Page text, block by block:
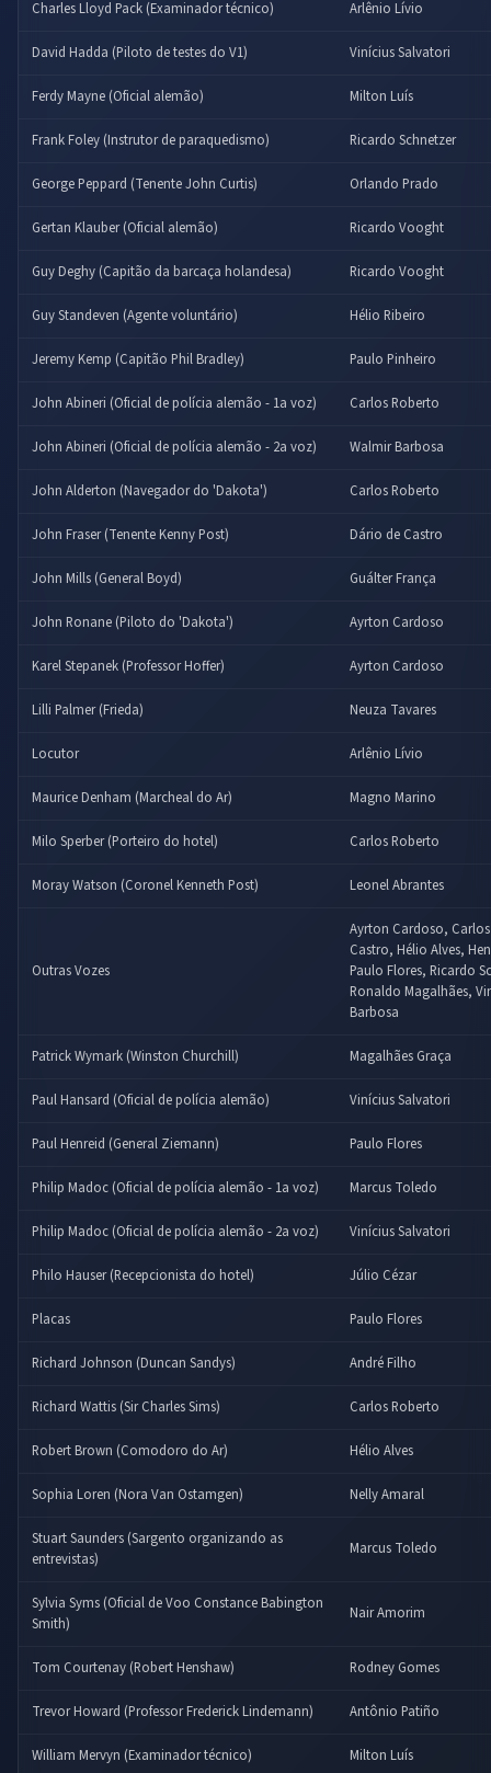
Charles Lloyd Pack (Examinador técnico) Arlênio Lívio
David Hadda (Piloto de testes do V1) Vinícius Salvatori
Ferdy Mayne (Oficial alemão) Milton Luís
Frank Foley (Instrutor de paraquedismo) Ricardo Schnetzer
George Peppard (Tenente John Curtis) Orlando Prado
Gertan Klauber (Oficial alemão) Ricardo Vooght
Guy Deghy (Capitão da barcaça holandesa) Ricardo Vooght
Guy Standeven (Agente voluntário) Hélio Ribeiro
Jeremy Kemp (Capitão Phil Bradley) Paulo Pinheiro
John Abineri (Oficial de polícia alemão - 1a voz) Carlos Roberto
John Abineri (Oficial de polícia alemão - 2a voz) Walmir Barbosa
John Alderton (Navegador do 'Dakota') Carlos Roberto
John Fraser (Tenente Kenny Post) Dário de Castro
John Mills (General Boyd) Guálter França
John Ronane (Piloto do 'Dakota') Ayrton Cardoso
Karel Stepanek (Professor Hoffer) Ayrton Cardoso
Lilli Palmer (Frieda) Neuza Tavares
Locutor Arlênio Lívio
Maurice Denham (Marcheal do Ar) Magno Marino
Milo Sperber (Porteiro do hotel) Carlos Roberto
Moray Watson (Coronel Kenneth Post) Leonel Abrantes
Outras Vozes
Ayrton Cardoso,
Castro, Hélio Alves,
Paulo Flores, Ricardo
Ronaldo Magalhães,
Barbosa
Patrick Wymark (Winston Churchill) Magalhães Graça
Paul Hansard (Oficial de polícia alemão) Vinícius Salvatori
Paul Henreid (General Ziemann) Paulo Flores
Philip Madoc (Oficial de polícia alemão - 1a voz) Marcus Toledo
Philip Madoc (Oficial de polícia alemão - 2a voz) Vinícius Salvatori
Philo Hauser (Recepcionista do hotel) Júlio Cézar
Placas Paulo Flores
Richard Johnson (Duncan Sandys) André Filho
Richard Wattis (Sir Charles Sims) Carlos Roberto
Robert Brown (Comodoro do Ar) Hélio Alves
Sophia Loren (Nora Van Ostamgen) Nelly Amaral
Stuart Saunders (Sargento organizando as
entrevistas)
Marcus Toledo
Sylvia Syms (Oficial de Voo Constance Babington
Smith)
Nair Amorim
Tom Courtenay (Robert Henshaw) Rodney Gomes
Trevor Howard (Professor Frederick Lindemann) Antônio Patiño
William Mervyn (Examinador técnico) Milton Luís